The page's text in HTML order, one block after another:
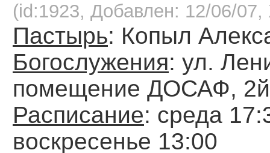
(id:1923, Добавлен: 12/06/07,
Пастырь: Копыл
Богослужения: ул.
помещение ДОСАФ, 2й
Расписание: среда
воскресенье 13:00